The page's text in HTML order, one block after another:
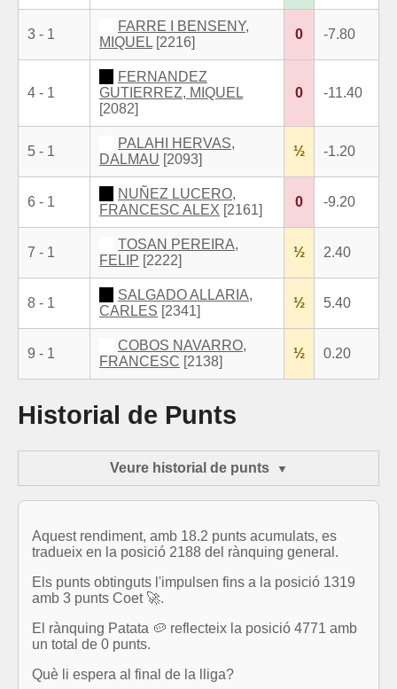
3 - 1
FARRE I BENSENY,
MIQUEL [2216]
0 -7.80
4 - 1
FERNANDEZ
GUTIERREZ, MIQUEL
[2082]
0 -11.40
5 - 1
PALAHI HERVAS,
DALMAU [2093]
½ -1.20
6 - 1
NUÑEZ LUCERO,
FRANCESC ALEX [2161]
0 -9.20
7 - 1
TOSAN PEREIRA,
FELIP [2222]
½ 2.40
8 - 1
SALGADO ALLARIA,
CARLES [2341]
½ 5.40
9 - 1
COBOS NAVARRO,
FRANCESC [2138]
½ 0.20
Historial de Punts
Veure historial de punts
Aquest rendiment, amb 18.2 punts acumulats, es
tradueix en la posició 2188 del rànquing general.
Els punts obtinguts l'impulsen fins a la posició 1319
amb 3 punts Coet 🚀.
El rànquing Patata 🥔 reflecteix la posició 4771 amb
un total de 0 punts.
Què li espera al final de la lliga?